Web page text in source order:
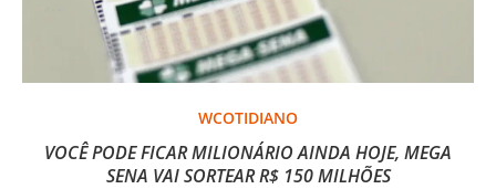
WCOTIDIANO
VOCÊ PODE FICAR MILIONÁRIO AINDA HOJE, MEGA
SENA VAI SORTEAR R$ 150 MILHÕES